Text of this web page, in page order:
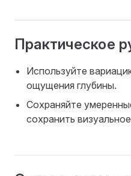
Практическое
Используйте
ощущения глубины.
Сохраняйте
сохранить